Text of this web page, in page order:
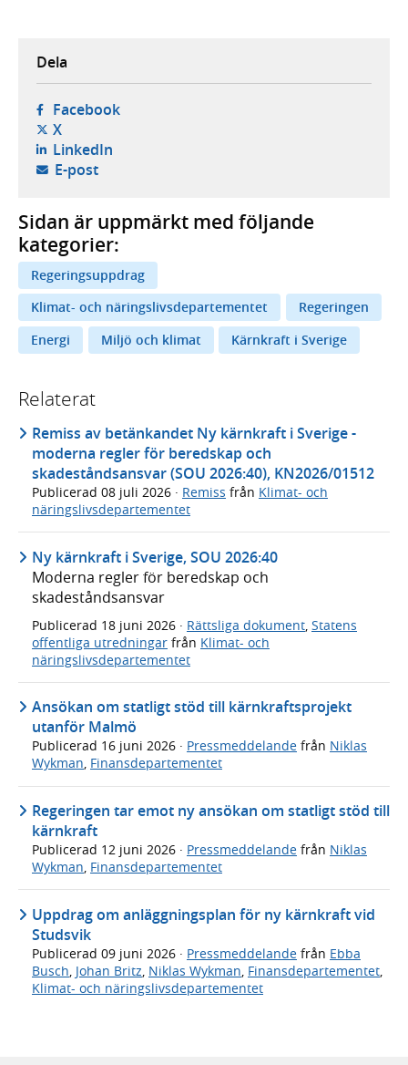
Dela
Facebook- öppnas i ny flik, extern webbplats,
X- öppnas i ny flik, extern webbplats,
LinkedIn- öppnas i ny flik, extern webbplats,
E-post- öppnar din e-postklient,
Sidan är uppmärkt med följande
kategorier:
Regeringsuppdrag
Klimat- och näringslivsdepartementet
Regeringen
Energi
Miljö och klimat Kärnkraft i Sverige
Relaterat
Remiss av betänkandet Ny kärnkraft i Sverige -
moderna regler för beredskap och
skadeståndsansvar (SOU 2026:40), KN2026/01512
Publicerad 08 juli 2026 · Remiss från Klimat- och
näringslivsdepartementet
Ny kärnkraft i Sverige, SOU 2026:40
Moderna regler för beredskap och
skadeståndsansvar
Publicerad 18 juni 2026 · Rättsliga dokument Statens
offentliga utredningar från Klimat- och
näringslivsdepartementet
Ansökan om statligt stöd till kärnkraftsprojekt
utanför Malmö
Publicerad 16 juni 2026 · Pressmeddelande från Niklas
Wykman, Finansdepartementet
Regeringen tar emot ny ansökan om statligt stöd till
kärnkraft
Publicerad 12 juni 2026 · Pressmeddelande från Niklas
Wykman, Finansdepartementet
Uppdrag om anläggningsplan för ny kärnkraft vid
Studsvik
Publicerad 09 juni 2026 · Pressmeddelande från Ebba
Busch Johan Britz Niklas Wykman Finansdepartementet
Klimat- och näringslivsdepartementet